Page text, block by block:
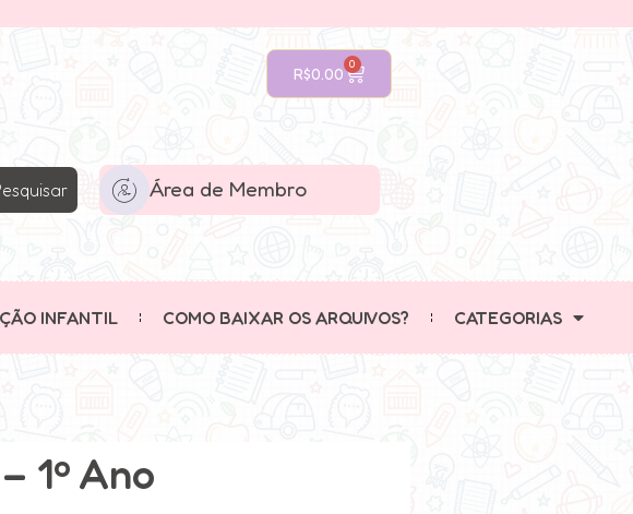
R$0.00 0
Área de Membro
INFANTIL COMO BAIXAR OS ARQUIVOS? CATEGORIAS
1º Ano